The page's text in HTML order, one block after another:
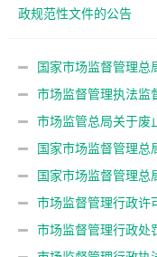
政规范性文件的公告
国家市场监督管理总
市场监督管理执法
年) 市场监管总局关于废
国家市场监督管理总
场监管总局61号令）
国家市场监督管理总
管总局令第55号）
市场监督管理行政许
市场监督管理行政处